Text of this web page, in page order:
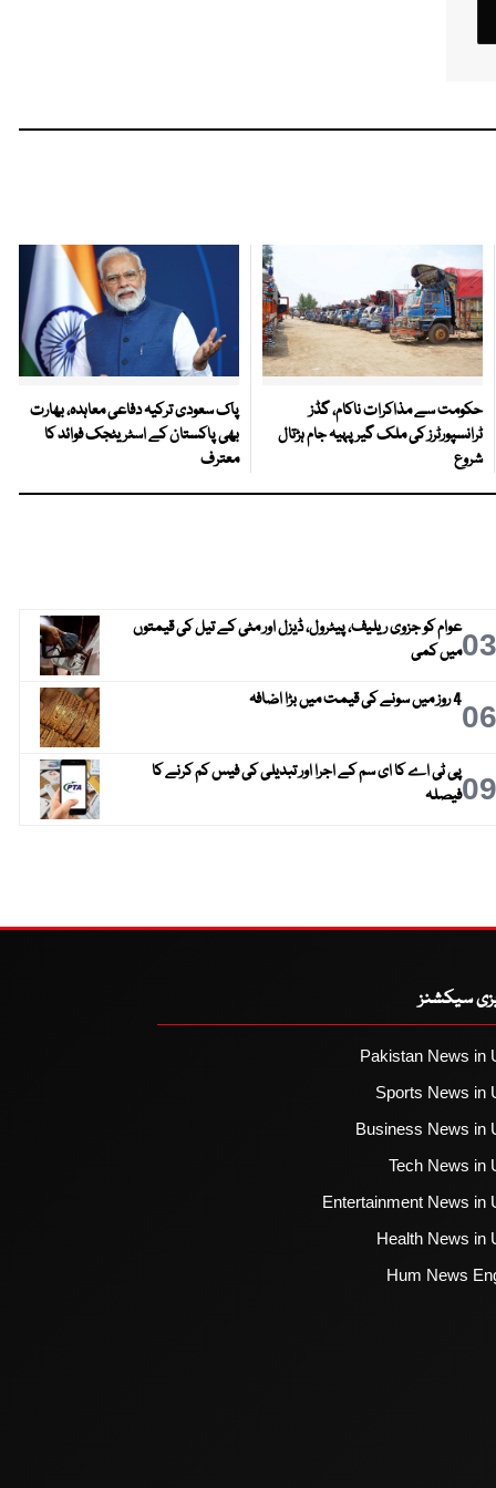
حکومت سے مذاکرات ناکام، گڈز
ٹرانسپورٹرز کی ملک گیر پہیہ جام ہڑتال
شروع
پاک سعودی ترکیہ دفاعی معاہدہ، بھارت
بھی پاکستان کے اسٹریٹجک فوائد کا
معترف
03عوام کو جزوی ریلیف، پیٹرول، ڈیزل اور مٹی کے تیل کی قیمتوں
میں کمی
064 روز میں سونے کی قیمت میں بڑا اضافہ
09پی ٹی اے کا ای سم کے اجرا اور تبدیلی کی فیس کم کرنے کا
فیصلہ
سیکشنز
Pakistan News in
Sports News in
Business News in
Tech News in
Entertainment News in
Health News in
Hum News